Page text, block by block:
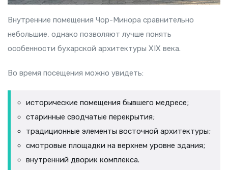
Внутренние помещения Чор-Минора сравнительно
небольшие, однако позволяют лучше понять
особенности бухарской архитектуры XIX века.
Во время посещения можно увидеть:
исторические помещения бывшего медресе;
старинные сводчатые перекрытия;
традиционные элементы восточной архитектуры;
смотровые площадки на верхнем уровне здания;
внутренний дворик комплекса.